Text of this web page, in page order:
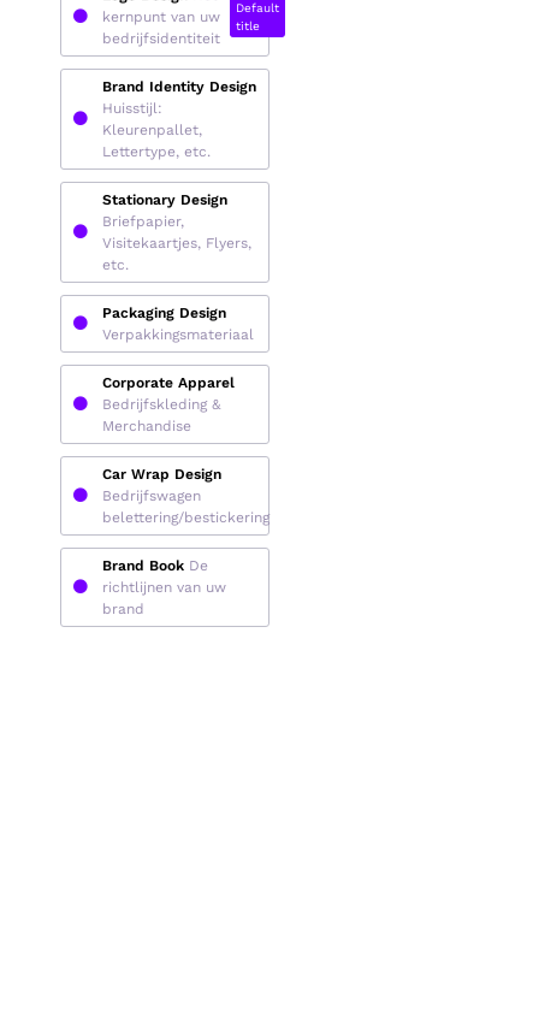
kernpunt van uw
bedrijfsidentiteit
Default
title
Brand Identity Design
Huisstijl:
Kleurenpallet,
Lettertype, etc.
Stationary Design
Briefpapier,
Visitekaartjes, Flyers,
etc.
Packaging Design
Verpakkingsmateriaal
Corporate Apparel
Bedrijfskleding &
Merchandise
Car Wrap Design
Bedrijfswagen
belettering/bestickering
Brand Book De
richtlijnen van uw
brand